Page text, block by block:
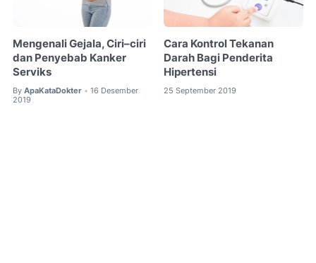
Mengenali Gejala, Ciri–ciri
dan Penyebab Kanker
Serviks
By ApaKataDokter • 16 Desember
2019
Cara Kontrol Tekanan
Darah Bagi Penderita
Hipertensi
25 September 2019